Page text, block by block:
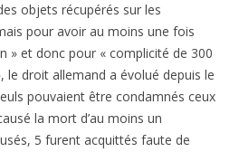
objets récupérés sur les
pour avoir au moins une fois
» et donc pour « complicité de 300
le droit allemand a évolué depuis le
pouvaient être condamnés ceux
la mort d’au moins un
5 furent acquittés faute de